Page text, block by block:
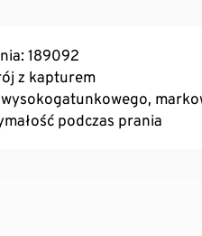
189092
z kapturem
podczas prania